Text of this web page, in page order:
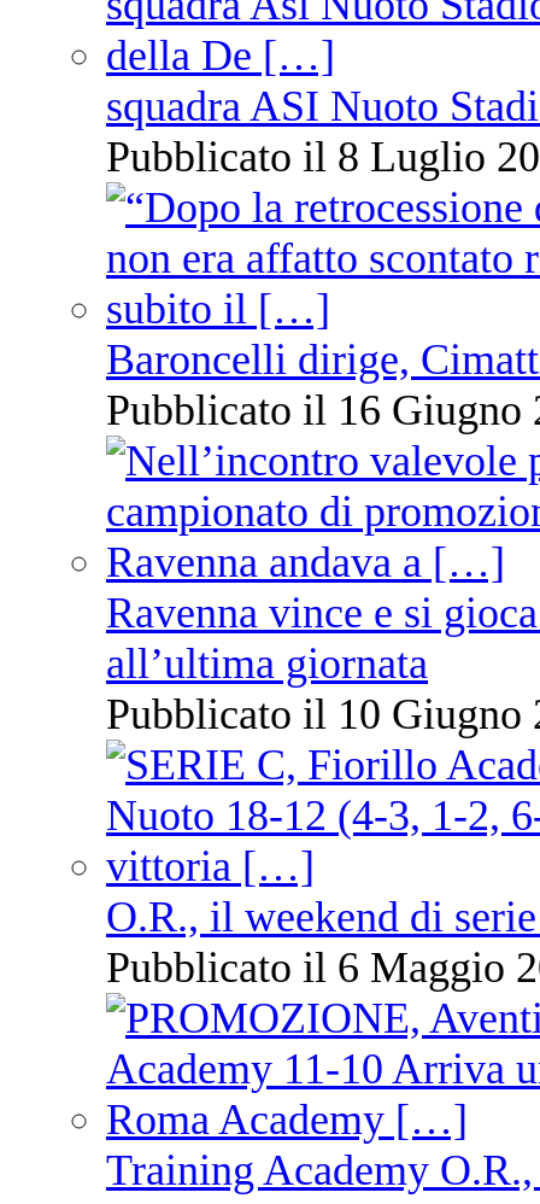
squadra ASI Nuoto
Pubblicato il 8 Luglio
Baroncelli dirige,
Pubblicato il 16 Giugno
Ravenna vince e si
all’ultima giornata
Pubblicato il 10 Giugno
O.R., il weekend di
Pubblicato il 6 Maggio
Training Academy